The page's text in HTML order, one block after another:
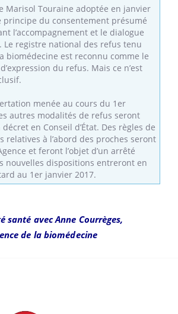
Marisol Touraine adoptée en janvier
principe du consentement présumé
l’accompagnement et le dialogue
Le registre national des refus tenu
biomédecine est reconnu comme le
du refus. Mais ce n’est
menée au cours du 1er
autres modalités de refus seront
en Conseil d’État. Des règles de
relatives à l’abord des proches seront
et feront l’objet d’un arrêté
nouvelles dispositions entreront en
au 1er janvier 2017.
santé avec Anne Courrèges,
de la biomédecine